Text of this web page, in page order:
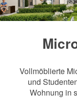
Vollmöblierte
und
Wohnung in